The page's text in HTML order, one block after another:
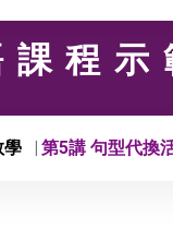
程示
學 第5講 句型代換